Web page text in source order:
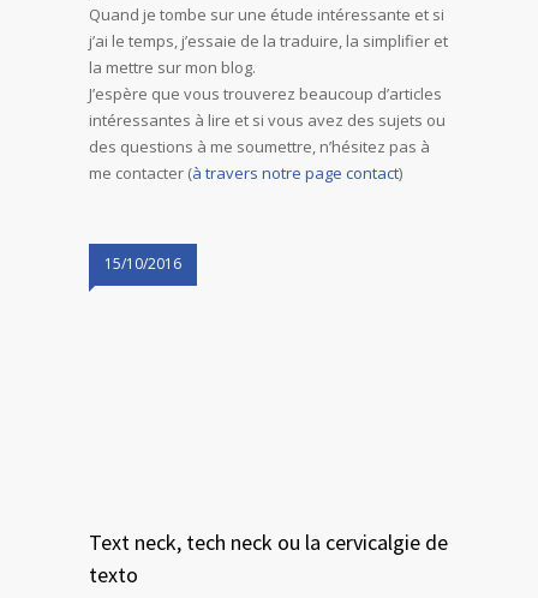
Quand je tombe sur une étude intéressante et si
j’ai le temps, j’essaie de la traduire, la simplifier et
la mettre sur mon blog.
J’espère que vous trouverez beaucoup d’articles
intéressantes à lire et si vous avez des sujets ou
des questions à me soumettre, n’hésitez pas à
me contacter (à travers notre page contact)
15/10/2016
Text neck, tech neck ou la cervicalgie de
texto